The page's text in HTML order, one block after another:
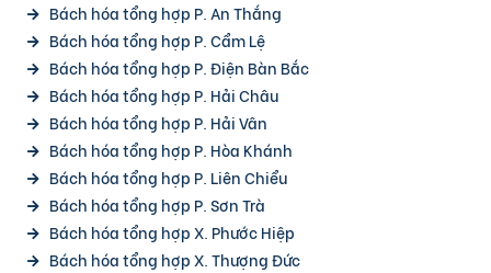
Bách hóa tổng hợp P. An Thắng
Bách hóa tổng hợp P. Cẩm Lệ
Bách hóa tổng hợp P. Điện Bàn Bắc
Bách hóa tổng hợp P. Hải Châu
Bách hóa tổng hợp P. Hải Vân
Bách hóa tổng hợp P. Hòa Khánh
Bách hóa tổng hợp P. Liên Chiểu
Bách hóa tổng hợp P. Sơn Trà
Bách hóa tổng hợp X. Phước Hiệp
Bách hóa tổng hợp X. Thượng Đức